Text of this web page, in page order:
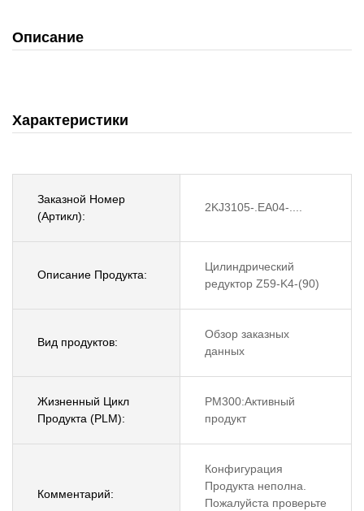
Описание
Характеристики
Заказной Номер
(Артикл):
2KJ3105-.EA04-....
Описание Продукта:
Цилиндрический
редуктор Z59-K4-(90)
Вид продуктов:
Обзор заказных
данных
Жизненный Цикл
Продукта (PLM):
PM300:Активный
продукт
Комментарий:
Конфигурация
Продукта неполна.
Пожалуйста проверьте